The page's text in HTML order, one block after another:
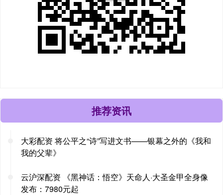
推荐资讯
大彩配资 将公平之“诗”写进文书——银幕之外的《我和
我的父辈》
云沪深配资 《黑神话：悟空》天命人·大圣金甲全身像
发布：7980元起